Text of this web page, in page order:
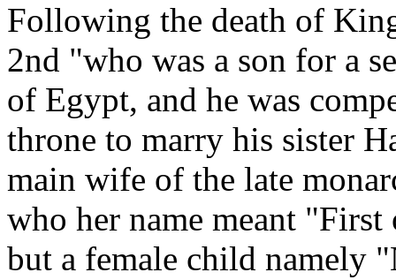
Following the death of
2nd "who was a son for a
of Egypt, and he was
throne to marry his sister
main wife of the late
who her name meant
but a female child namely